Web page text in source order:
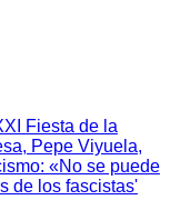
Fiesta de la
Pepe Viyuela,
«No se puede
de los fascistas'